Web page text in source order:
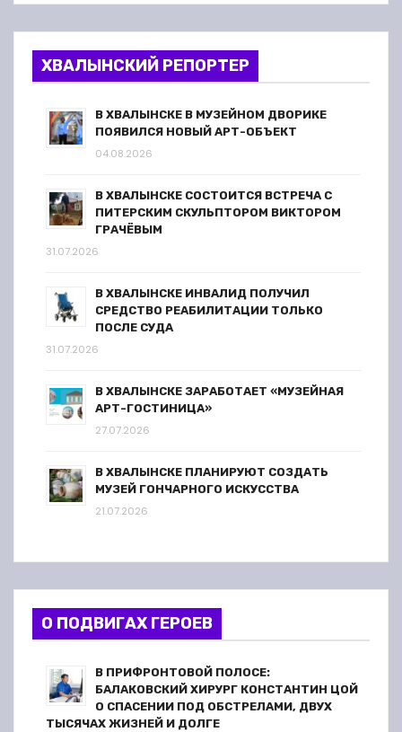
ХВАЛЫНСКИЙ РЕПОРТЕР
В ХВАЛЫНСКЕ В МУЗЕЙНОМ ДВОРИКЕ
ПОЯВИЛСЯ НОВЫЙ АРТ-ОБЪЕКТ
04.08.2026
В ХВАЛЫНСКЕ СОСТОИТСЯ ВСТРЕЧА С
ПИТЕРСКИМ СКУЛЬПТОРОМ ВИКТОРОМ
ГРАЧЁВЫМ
31.07.2026
В ХВАЛЫНСКЕ ИНВАЛИД ПОЛУЧИЛ
СРЕДСТВО РЕАБИЛИТАЦИИ ТОЛЬКО
ПОСЛЕ СУДА
31.07.2026
В ХВАЛЫНСКЕ ЗАРАБОТАЕТ «МУЗЕЙНАЯ
АРТ-ГОСТИНИЦА»
27.07.2026
В ХВАЛЫНСКЕ ПЛАНИРУЮТ СОЗДАТЬ
МУЗЕЙ ГОНЧАРНОГО ИСКУССТВА
21.07.2026
О ПОДВИГАХ ГЕРОЕВ
В ПРИФРОНТОВОЙ ПОЛОСЕ:
БАЛАКОВСКИЙ ХИРУРГ КОНСТАНТИН ЦОЙ
О СПАСЕНИИ ПОД ОБСТРЕЛАМИ, ДВУХ
ТЫСЯЧАХ ЖИЗНЕЙ И ДОЛГЕ